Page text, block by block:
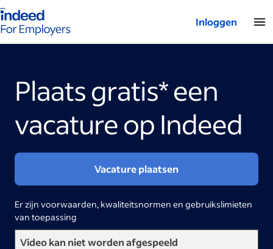
van Indeed - Voor werkgevers
Inloggen
Plaats gratis* een
vacature op Indeed
Vacature plaatsen
Er zijn voorwaarden, kwaliteitsnormen en gebruikslimieten
van toepassing
Video kan niet worden afgespeeld